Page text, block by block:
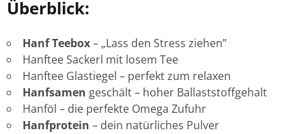
Überblick:
Hanf Teebox– „Lass den Stress ziehen”
Hanftee Sackerl mit losem Tee
Hanftee Glastiegel – perfekt zum relaxen
Hanfsamen geschält – hoher Ballaststoffgehalt
Hanföl – die perfekte Omega Zufuhr
Hanfprotein – dein natürliches Pulver